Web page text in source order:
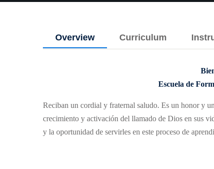
Overview Curriculum
Escuela de
Reciban un cordial y fraternal saludo. Es un honor y
crecimiento y activación del llamado de Dios en sus
y la oportunidad de servirles en este proceso de